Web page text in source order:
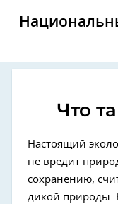
Что
Настоящий
не вредит
сохранению,
дикой природы.